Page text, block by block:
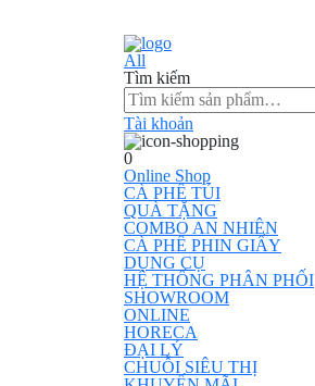
All
Tìm kiếm
Tài khoản
0
Online Shop
CÀ PHÊ TÚI
QUÀ TẶNG
COMBO AN NHIÊN
CÀ PHÊ PHIN GIẤY
DỤNG CỤ
HỆ THỐNG PHÂN PHỐI
SHOWROOM
ONLINE
HORECA
ĐẠI LÝ
CHUỖI SIÊU THỊ